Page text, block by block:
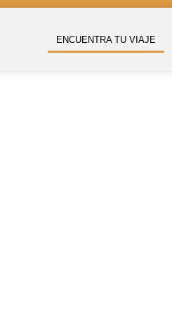
ENCUENTRA TU VIAJE